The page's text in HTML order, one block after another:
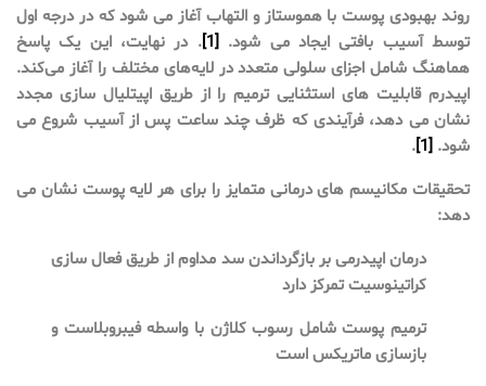
روند بهبودی پوست با هموستاز و التهاب آغاز می شود که در درجه اول
توسط آسیب بافتی ایجاد می شود. [1] . در نهایت، این یک پاسخ
هماهنگ شامل اجزای سلولی متعدد در لایه‌های مختلف را آغاز می‌کند.
اپیدرم قابلیت های استثنایی ترمیم را از طریق اپیتلیال سازی مجدد
نشان می دهد، فرآیندی که ظرف چند ساعت پس از آسیب شروع می
شود. [1]
.
تحقیقات مکانیسم های درمانی متمایز را برای هر لایه پوست نشان می
دهد:
درمان اپیدرمی بر بازگرداندن سد مداوم از طریق فعال سازی
کراتینوسیت تمرکز دارد
ترمیم پوست شامل رسوب کلاژن با واسطه فیبروبلاست و
بازسازی ماتریکس است